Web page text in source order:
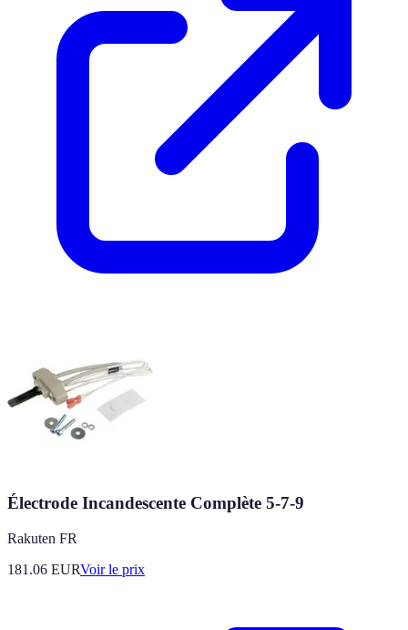
Électrode Incandescente Complète 5-7-9
Rakuten FR
181.06 EURVoir le prix